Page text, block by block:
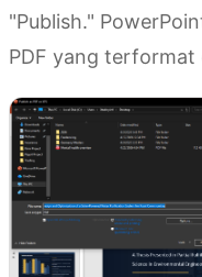
"Publish."
PDF yang terformat